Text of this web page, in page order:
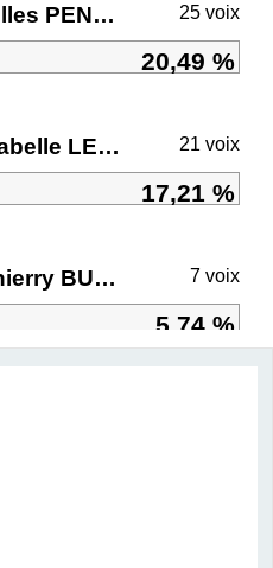
Liste conduite par Gilles PENNELLE 25 voix
20,49 %
Liste conduite par Isabelle LE CALLENNEC 21 voix
17,21 %
Liste conduite par Thierry BURLOT 7 voix
5,74 %